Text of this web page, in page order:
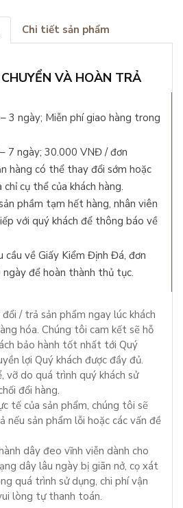
Chi tiết sản phẩm
VÀ HOÀN TRẢ
3 ngày; Miễn phí giao hàng trong
7 ngày; 30.000 VNĐ / đơn
hàng có thể thay đổi sớm hoặc
cụ thể của khách hàng.
phầm tạm hết hàng, nhân viên
với quý khách để thông báo về
cầu về Giấy Kiểm Định Đá, đơn
để hoàn thành thủ tục.
/ trả sản phẩm ngay lúc khách
hóa. Chúng tôi cam kết sẽ hỗ
bảo hành tốt nhất tới Quý
lợi Quý khách được đầy đủ.
vỡ do quá trình quý khách sử
đổi hàng.
tế của sản phẩm, chúng tôi sẽ
nếu sản phẩm lỗi hoặc các vấn đề
dây đeo vĩnh viễn dành cho
dây lâu ngày bị giãn nở, cọ xát
quá trình sử dụng, chi phí vận
lòng tự thanh toán.